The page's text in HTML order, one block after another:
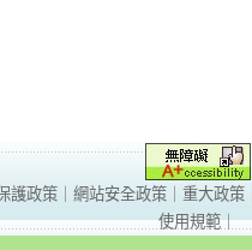
護政策｜ 網站安全政策｜ 重大政策｜
使用規範｜